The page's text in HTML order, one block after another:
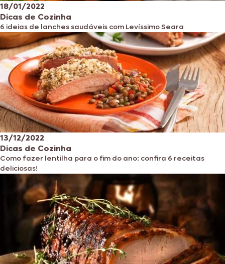
18/01/2022
Dicas de Cozinha
6 ideias de lanches saudáveis com Levíssimo Seara
13/12/2022
Dicas de Cozinha
Como fazer lentilha para o fim do ano: confira 6 receitas
deliciosas!